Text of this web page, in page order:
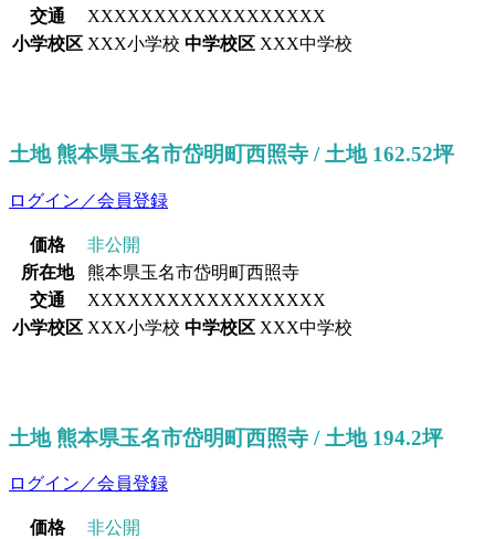
交通
XXXXXXXXXXXXXXXXXX
小学校区 XXX小学校 中学校区 XXX中学校
土地 熊本県玉名市岱明町西照寺 / 土地 162.52坪
ログイン／会員登録
価格
非公開
所在地
熊本県玉名市岱明町西照寺
交通
XXXXXXXXXXXXXXXXXX
小学校区 XXX小学校 中学校区 XXX中学校
土地 熊本県玉名市岱明町西照寺 / 土地 194.2坪
ログイン／会員登録
価格
非公開